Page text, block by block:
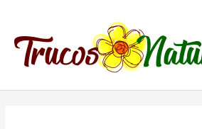
contenido